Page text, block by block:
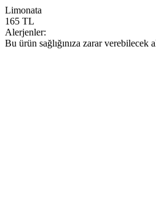
Limonata
165 TL
Alerjenler:
Bu ürün sağlığınıza zarar verebilecek